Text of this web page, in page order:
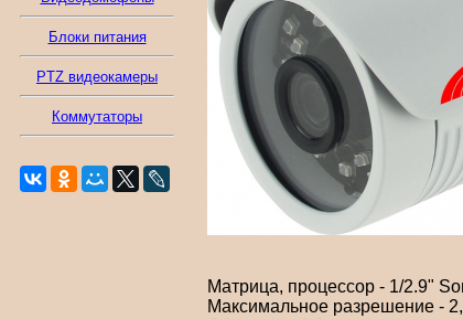
Блоки питания
PTZ видеокамеры
Коммутаторы
Матрица, процессор - 1/2.9"
Максимальное разрешение -